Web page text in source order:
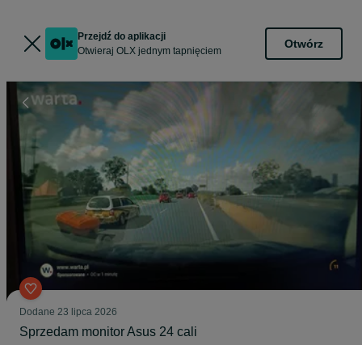
Przejdź do aplikacji
Otwieraj OLX jednym tapnięciem
Otwórz
Dodane 23 lipca 2026
Sprzedam monitor Asus 24 cali